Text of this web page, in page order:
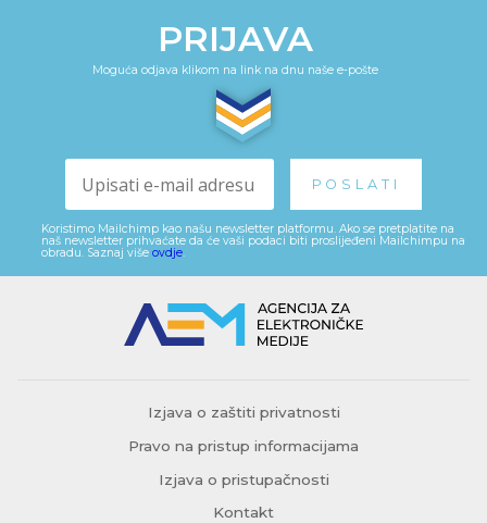
PRIJAVA
Moguća odjava klikom na link na dnu naše e-pošte
Koristimo Mailchimp kao našu newsletter platformu. Ako se pretplatite na
naš newsletter prihvaćate da će vaši podaci biti proslijeđeni Mailchimpu na
obradu. Saznaj više ovdje.
Izjava o zaštiti privatnosti
Pravo na pristup informacijama
Izjava o pristupačnosti
Kontakt